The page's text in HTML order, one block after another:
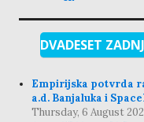
DVADESET
Empirijska potvrda
a.d. Banjaluka i
Thursday, 6 August